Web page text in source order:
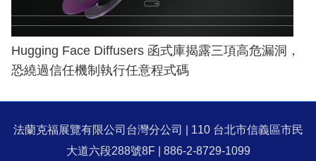
Hugging Face Diffusers 函式庫揭露三項高危漏洞，
恐繞過信任機制執行任意程式碼
法蘭克福展覽有限公司台灣分公司 | 110 台北市信義區市民
大道六段288號8F | 886-2-8729-1099